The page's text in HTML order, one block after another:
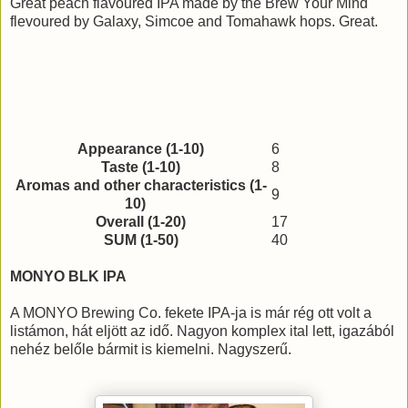
Great peach flavoured IPA made by the Brew Your Mind
flevoured by Galaxy, Simcoe and Tomahawk hops. Great.
Appearance (1-10)
6
Taste (1-10)
8
Aromas and other characteristics (1-
10)
9
Overall (1-20)
17
SUM (1-50)
40
MONYO BLK IPA
A MONYO Brewing Co. fekete IPA-ja is már rég ott volt a
listámon, hát eljött az idő. Nagyon komplex ital lett, igazából
nehéz belőle bármit is kiemelni. Nagyszerű.